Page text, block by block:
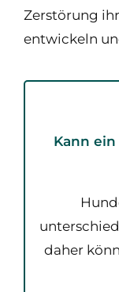
Zerstörung
entwickeln
Kann
daher